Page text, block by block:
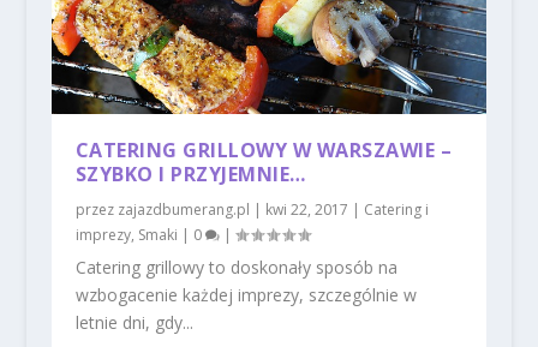
CATERING GRILLOWY W WARSZAWIE –
SZYBKO I PRZYJEMNIE…
przez zajazdbumerang.pl | kwi 22, 2017 | Catering i
imprezy, Smaki | 0 |
Catering grillowy to doskonały sposób na
wzbogacenie każdej imprezy, szczególnie w
letnie dni, gdy...